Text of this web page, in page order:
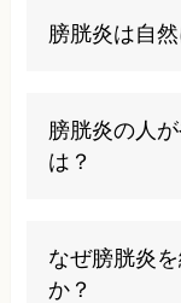
膀胱炎は自
治癒すること
合は適切な治
根本的な身体
膀胱炎の人
は？
食べ物は避け
や下半身の冷
なぜ膀胱炎
か？